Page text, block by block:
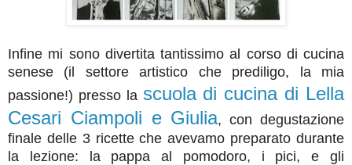
Infine mi sono divertita tantissimo al corso di cucina
senese (il settore artistico che prediligo, la mia
passione!) presso la scuola di cucina di Lella
Cesari Ciampoli e Giulia, con degustazione
finale delle 3 ricette che avevamo preparato durante
la lezione: la pappa al pomodoro, i pici, e gli